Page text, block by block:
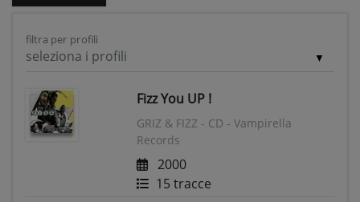
filtra per profili
seleziona i profili
Fizz You UP !
GRIZ & FIZZ - CD - Vampirella
Records
2000
15 tracce